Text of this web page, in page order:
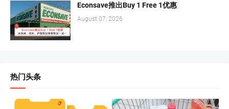
Econsave推出Buy 1 Free 1优惠
August 07, 2026
热门头条